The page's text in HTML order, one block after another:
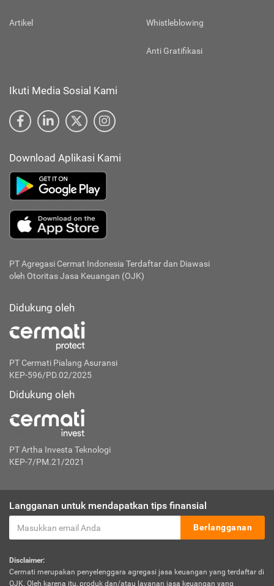
Artikel Whistleblowing
Anti Gratifikasi
Ikuti Media Sosial Kami
Download Aplikasi Kami
PT Agregasi Cermat Indonesia Terdaftar dan Diawasi
oleh Otoritas Jasa Keuangan (OJK)
Didukung oleh
PT Cermati Pialang Asuransi
KEP-596/PD.02/2025
Didukung oleh
PT Artha Investa Teknologi
KEP-7/PM.21/2021
Langganan untuk mendapatkan tips finansial
Berlangganan
Disclaimer:
Cermati merupakan penyelenggara agregasi jasa keuangan yang terdaftar di
OJK. Oleh karena itu, produk dan/atau layanan jasa keuangan yang